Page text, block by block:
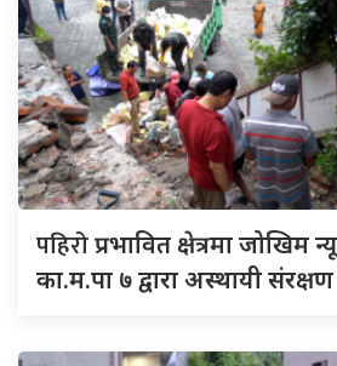
पहिरोप्रभावित क्षेत्रमा जोखिम
का.म.पा ७ द्वारा अस्थायी संरक्षण